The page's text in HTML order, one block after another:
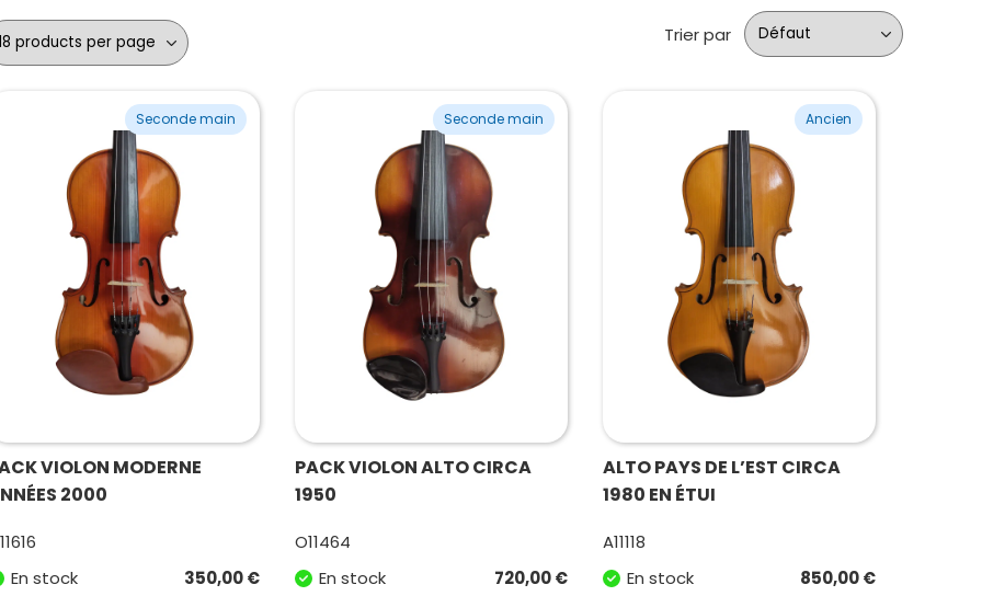
Trier par
Seconde main
VIOLON MODERNE
2000
En stock
350,00€
Seconde main
PACK VIOLON ALTO CIRCA
1950
O11464
En stock
720,00€
Ancien
ALTO PAYS DE L’EST CIRCA
1980 EN ÉTUI
A11118
En stock
850,00€